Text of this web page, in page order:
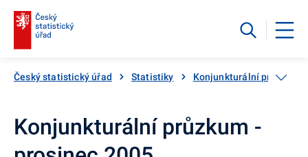
Český statistický úřad Statistiky Konjunkturální průzkumy
Konjunkturální průzkum -